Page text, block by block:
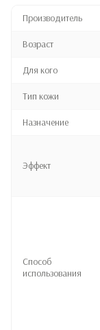
Производитель
Возраст
Для кого
Тип кожи
Назначение
Эффект
Способ
использования